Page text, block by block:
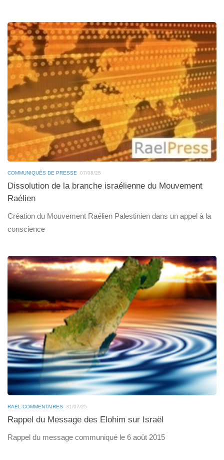
COMMUNIQUÉS DE PRESSE 07/08/25
Dissolution de la branche israélienne du Mouvement
Raélien
Création du Mouvement Raélien Palestinien dans un appel à la
conscience
RAËL-COMMENTAIRES 31/07/25
Rappel du Message des Elohim sur Israël
Rappel du message communiqué le 6 août 2015